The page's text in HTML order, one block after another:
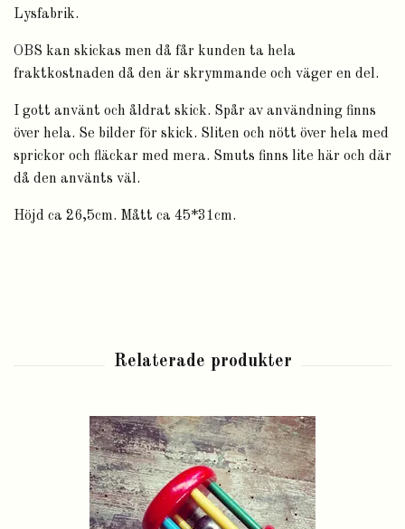
Lysfabrik.
OBS kan skickas men då får kunden ta hela
fraktkostnaden då den är skrymmande och väger en del.
I gott använt och åldrat skick. Spår av användning finns
över hela. Se bilder för skick. Sliten och nött över hela med
sprickor och fläckar med mera. Smuts finns lite här och där
då den använts väl.
Höjd ca 26,5cm. Mått ca 45*31cm.